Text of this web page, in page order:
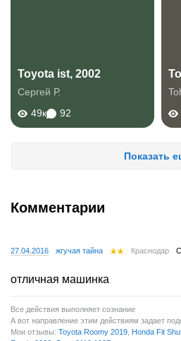
Toyota ist, 2002
Сергей Р.
49к
92
Показать
Комментарии
27.04.2016 жгучая тайна Краснодар
отличная машинка
Все действия выполняет сознание
А вот направление этим действиям задает
Мои отзывы: Toyota Roomy 2019 Honda Fit